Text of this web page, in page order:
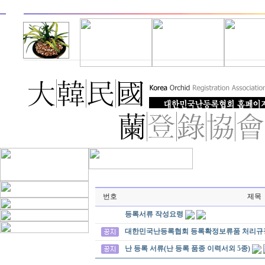
번호 제목
등록서류 작성요령
대한민국난등록협회 등록확정보류품 처리규
난 등록 서류(난 등록 품종 이력서외 5종)